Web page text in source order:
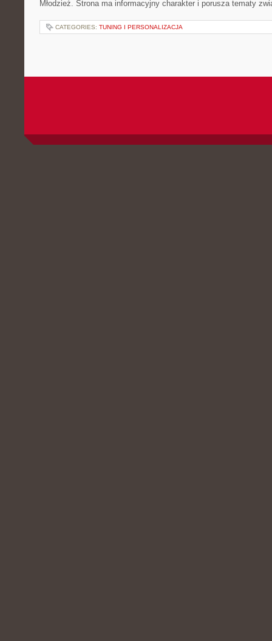
Młodzież. Strona ma informacyjny charakter i porusza tematy
CATEGORIES: TUNING I PERSONALIZACJA